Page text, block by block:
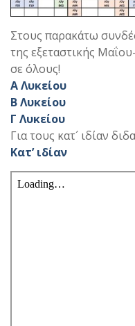
Στους παρακάτω
της εξεταστικής
σε όλους!
Α Λυκείου
Β Λυκείου
Γ Λυκείου
Για τους κατ´ ιδίαν
Κατ’ ιδίαν